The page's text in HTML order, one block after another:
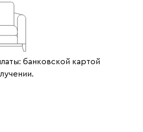
банковской картой